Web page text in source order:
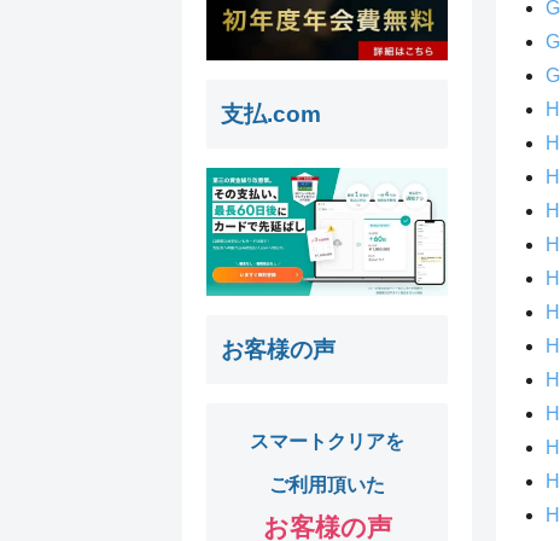
支払.com
お客様の声
スマートクリアを
ご利用頂いた
お客様の声